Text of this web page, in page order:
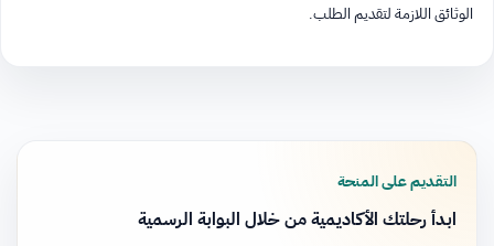
الوثائق اللازمة لتقديم الطلب.
التقديم على المنحة
ابدأ رحلتك الأكاديمية من خلال البوابة الرسمية